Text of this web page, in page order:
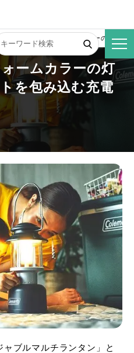
Colemanから、ウォームカラーの灯りが
ームカラーの灯
を包み込む充電
ブルマルチランタン」と